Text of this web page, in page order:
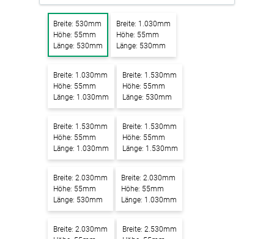
Breite: 530mm
Höhe: 55mm
Länge: 530mm
Breite: 1.030mm
Höhe: 55mm
Länge: 530mm
Breite: 1.030mm
Höhe: 55mm
Länge: 1.030mm
Breite: 1.530mm
Höhe: 55mm
Länge: 530mm
Breite: 1.530mm
Höhe: 55mm
Länge: 1.030mm
Breite: 1.530mm
Höhe: 55mm
Länge: 1.530mm
Breite: 2.030mm
Höhe: 55mm
Länge: 530mm
Breite: 2.030mm
Höhe: 55mm
Länge: 1.030mm
Breite: 2.030mm
Breite: 2.530mm